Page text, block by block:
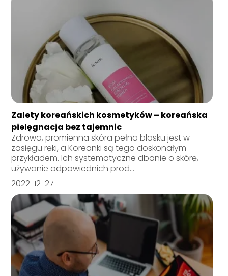
Zalety koreańskich kosmetyków – koreańska
pielęgnacja bez tajemnic
Zdrowa, promienna skóra pełna blasku jest w
zasięgu ręki, a Koreanki są tego doskonałym
przykładem. Ich systematyczne dbanie o skórę,
używanie odpowiednich prod...
2022-12-27